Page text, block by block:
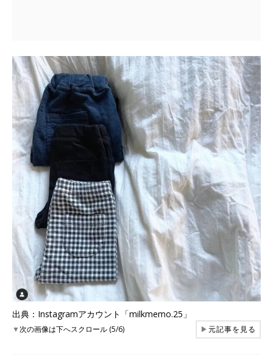
出典：Instagramアカウント「milkmemo.25」
▼次の画像は下へスクロール (5/6) ▶元記事を見る